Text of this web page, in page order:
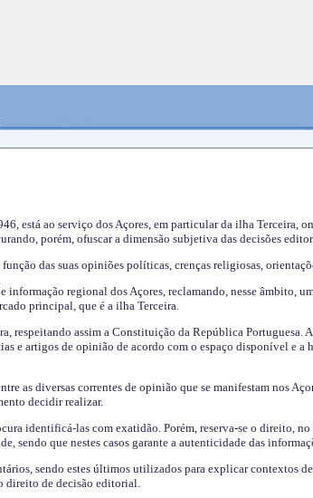
está ao serviço dos Açores, em particular da ilha Terceira,
porém, ofuscar a dimensão subjetiva das decisões
das suas opiniões políticas, crenças religiosas,
informação regional dos Açores, reclamando, nesse âmbito,
principal, que é a ilha Terceira.
respeitando assim a Constituição da República
e artigos de opinião de acordo com o espaço disponível e a
as diversas correntes de opinião que se manifestam nos
decidir realizar.
identificá-las com exatidão. Porém, reserva-se o direito,
sendo que nestes casos garante a autenticidade das
sendo estes últimos utilizados para explicar contextos
direito de decisão editorial.